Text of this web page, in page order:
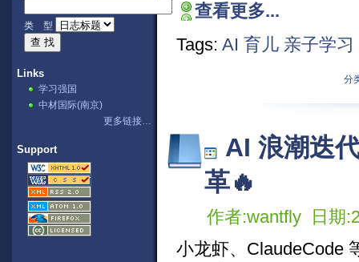
查看更多...
Tags: AI 育儿 亲子学习
分
AI 浪潮迭
革🔥
作者:wantfly 日期
小龙虾、ClaudeCode
类 型
Links
学习强国
中材国际(南京)
更多链接…
Support